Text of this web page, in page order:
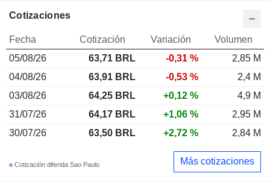
Cotizaciones
Fecha Cotización Variación
Volumen
05/08/26
63,71 BRL -0,31 %
2,85 M
04/08/26
63,91 BRL -0,53 %
2,4 M
03/08/26
64,25 BRL +0,12 %
4,9 M
31/07/26
64,17 BRL +1,06 %
2,95 M
30/07/26
63,50 BRL +2,72 % 2,84 M
Cotización diferida Sao Paulo Más cotizaciones